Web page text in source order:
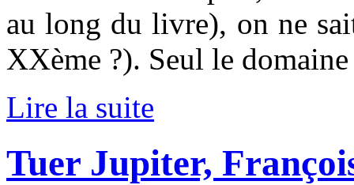
au long du livre), on ne
XXème ?). Seul le
Lire la suite
Tuer Jupiter,